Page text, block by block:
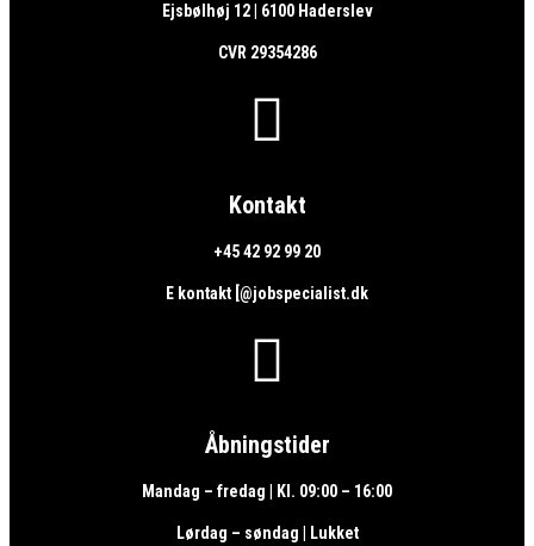
Ejsbølhøj 12 | 6100 Haderslev
CVR 29354286

Kontakt
+45 42 92 99 20
E kontakt [@jobspecialist.dk

Åbningstider
Mandag – fredag | Kl. 09:00 – 16:00
Lørdag – søndag | Lukket